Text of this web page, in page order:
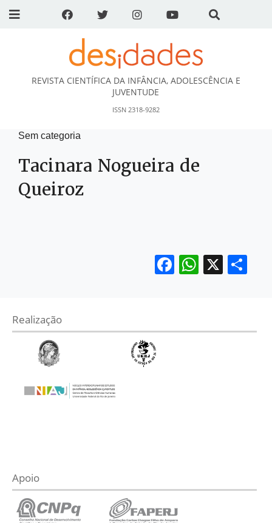
DESidades
REVISTA CIENTÍFICA DA INFÂNCIA, ADOLESCÊNCIA E
JUVENTUDE
ISSN 2318-9282
Sem categoria
Tacinara Nogueira de
Queiroz
Facebook
X
Realização
Apoio